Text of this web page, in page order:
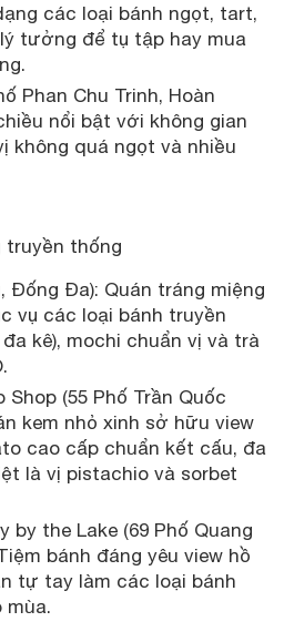
các loại bánh ngọt, tart,
tưởng để tụ tập hay mua
Phan Chu Trinh, Hoàn
nổi bật với không gian
không quá ngọt và nhiều
truyền thống
Đống Đa): Quán tráng miệng
vụ các loại bánh truyền
kê), mochi chuẩn vị và trà
Shop (55 Phố Trần Quốc
kem nhỏ xinh sở hữu view
cao cấp chuẩn kết cấu, đa
là vị pistachio và sorbet
by the Lake (69 Phố Quang
bánh đáng yêu view hồ
tự tay làm các loại bánh